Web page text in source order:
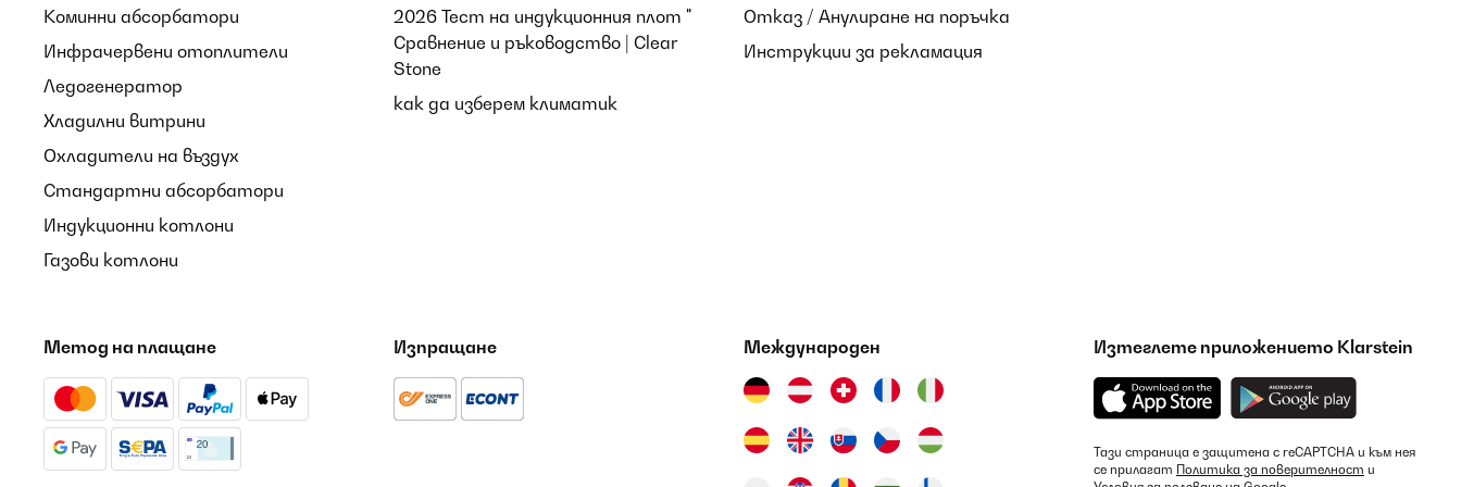
08/08/2026
Super produit très bien emballé, le livreur au top agréable vérification sans problème en sa présence
Utilisateur d'Amazon
Andrea
Коминни абсорбатори
Инфрачервени отоплители
Ледогенератор
Хладилни витрини
Охладители на въздух
Стандартни абсорбатори
Индукционни котлони
Газови котлони
2026 Тест на индукционния плот "
Сравнение и ръководство | Clear
Stone
как да изберем климатик
Отказ / Анулиране на поръчка
Инструкции за рекламация
Метод на плащане Изпращане Международен Изтеглете приложението Klarstein
Тази страница е защитена с reCAPTCHA и към нея
се прилагат Политика за поверителност и